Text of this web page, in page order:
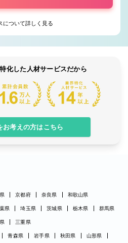
について詳しく見る
化した人材サービスだから
お考えの方はこちら
京都府 奈良県 和歌山県
県 埼玉県 茨城県 栃木県 群馬県
三重県
青森県 岩手県 秋田県
山形県